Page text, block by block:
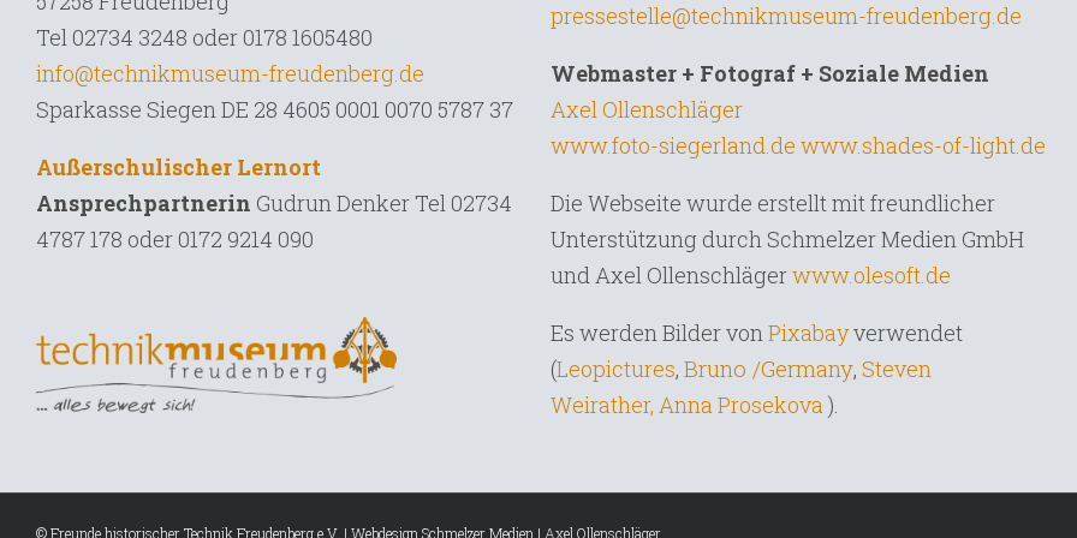
Tel 02734 3248 oder 0178 1605480
info@technikmuseum-freudenberg.de
Sparkasse Siegen DE 28 4605 0001 0070 5787 37
Außerschulischer Lernort
Ansprechpartnerin Gudrun Denker Tel 02734
4787 178 oder 0172 9214 090
pressestelle@technikmuseum-freudenberg.de
Webmaster + Fotograf + Soziale Medien
Axel Ollenschläger
www.foto-siegerland.de www.shades-of-light.de
Die Webseite wurde erstellt mit freundlicher
Unterstützung durch Schmelzer Medien GmbH
und Axel Ollenschlägerwww.olesoft.de
Es werden Bilder vonPixabayverwendet
(Leopictures, Bruno /Germany, Steven
Weirather, Anna Prosekova).
© Freunde historischer Technik Freudenberg e.V. | Webdesign Schmelzer Medien | Axel Ollenschläger